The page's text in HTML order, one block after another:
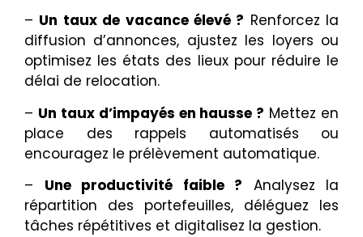
– Un taux de vacance élevé ? Renforcez la
diffusion d’annonces, ajustez les loyers ou
optimisez les états des lieux pour réduire le
délai de relocation.
– Un taux d’impayés en hausse ? Mettez en
place des rappels automatisés ou
encouragez le prélèvement automatique.
– Une productivité faible ? Analysez la
répartition des portefeuilles, déléguez les
tâches répétitives et digitalisez la gestion.